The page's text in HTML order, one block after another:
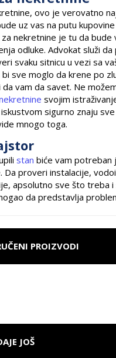
ovo je verovatno
uz vas na putu
nekretnine je tu da bude
odluke. Advokat služi
svaku sitnicu u vezi sa
sve moglo da krene po
da vam da savet. Ne
svojim
sigurno znaju
mnogo toga.
stan biće vam potreban
Da proveri instalacije,
apsolutno sve što treba
da predstavlja
PROIZVODI
JOŠ